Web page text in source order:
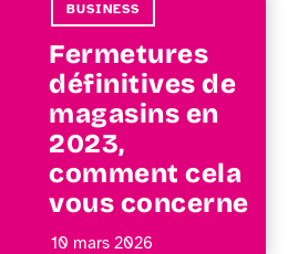
BUSINESS
Fermetures
définitives de
magasins en
2023,
comment cela
vous concerne
10 mars 2026